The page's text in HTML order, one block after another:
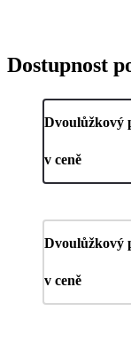
Dostupnost
Dvoulůžkový
v ceně
Dvoulůžkový
v ceně